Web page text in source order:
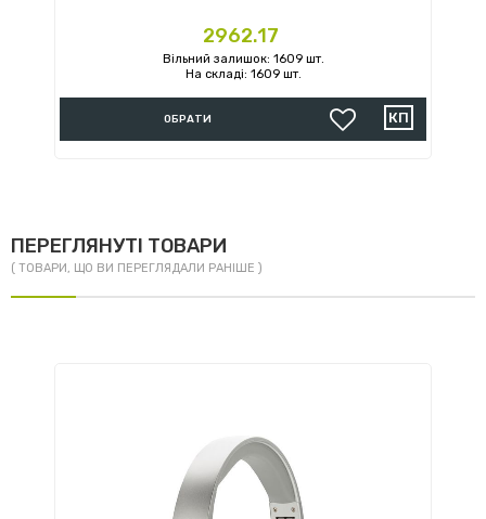
Ціна
2962.17
Вільний залишок: 1609 шт.
На складі: 1609 шт.
ОБРАТИ
ПЕРЕГЛЯНУТІ ТОВАРИ
( ТОВАРИ, ЩО ВИ ПЕРЕГЛЯДАЛИ РАНІШЕ )